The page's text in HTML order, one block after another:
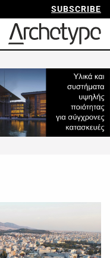
SUBSCRIBE